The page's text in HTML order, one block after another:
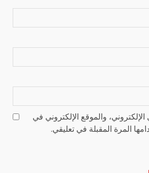
والموقع الإلكتروني في
المرة المقبلة في تعليقي.